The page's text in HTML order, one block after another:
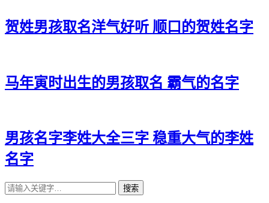
朱琛易、朱凡旻、朱威海、朱伟彦
朱树龙、朱树曜、朱宗瑾、朱炎拓
朱翰俊、朱博宇、朱麒永、朱天翰
朱道旻、朱睿廷、朱世雄、朱炎彰
贺姓男孩取名洋气好听 顺口的贺姓名字
马年寅时出生的男孩取名 霸气的名字
男孩名字李姓大全三字 稳重大气的李姓
名字
搜索